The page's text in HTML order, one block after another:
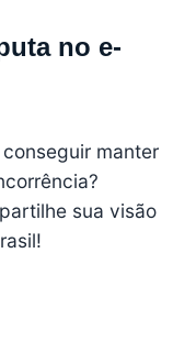
no e-
manter
sua visão